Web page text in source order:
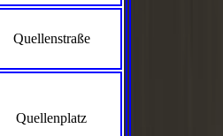
Quellenstraße
Quellenplatz